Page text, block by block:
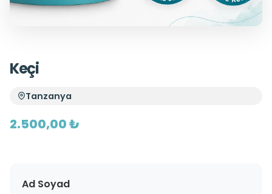
Keçi
Tanzanya
2.500,00 ₺
Ad Soyad